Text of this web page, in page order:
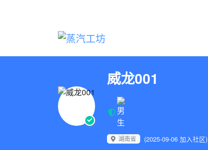
威龙001
湖南省 (2025-09-06 加入社区)